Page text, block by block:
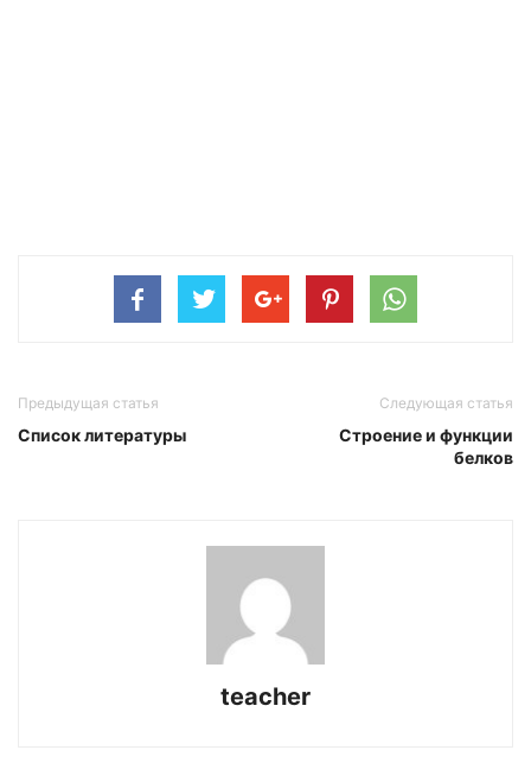
Предыдущая статья
Список литературы
Следующая статья
Строение и функции
белков
teacher